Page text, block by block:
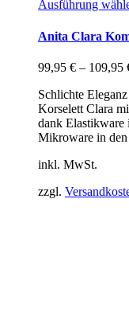
Ausführung
Anita Clara
99,95 € – 109,95
Schlichte
Korselett Clara
dank
Mikroware in
inkl. MwSt.
zzgl.